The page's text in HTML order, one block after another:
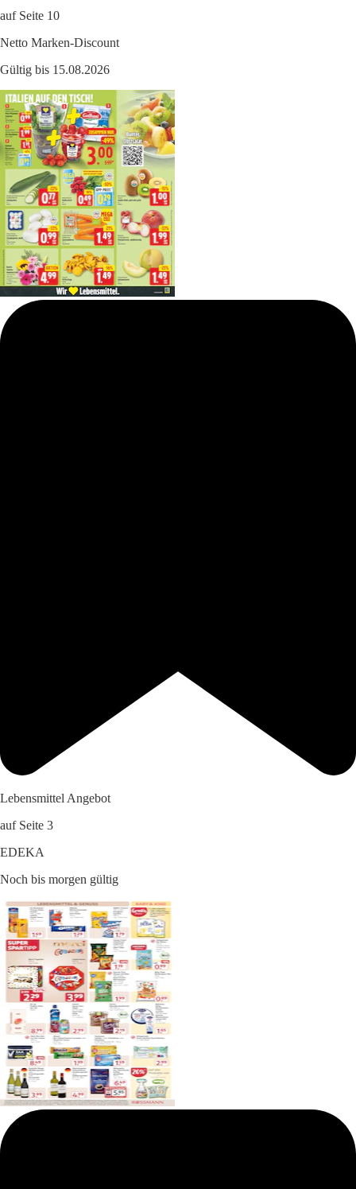
auf Seite 10
Netto Marken-Discount
Gültig bis 15.08.2026
Lebensmittel Angebot
auf Seite 3
EDEKA
Noch bis morgen gültig